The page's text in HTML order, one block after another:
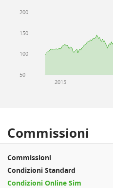
2015
50
100
150
200
Commissioni